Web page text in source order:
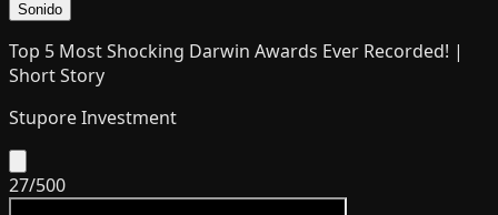
Sonido
Top 5 Most Shocking Darwin Awards Ever Recorded! |
Short Story
Stupore Investment
27/500